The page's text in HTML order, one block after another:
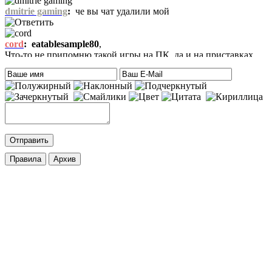
dmitrie gaming: че вы чат удалили мой
cord: eatablesample80,
Что-то не припомню такой игры на ПК, да и на приставках
тоже. Есть только одна мысль – это онлайн игра-одевалка
Hilary Duff and Her Baby.
На сайте нет онлайн игр. А вообще, Хилари Дафф – это
актриса
Mifman:DmitrieGaming